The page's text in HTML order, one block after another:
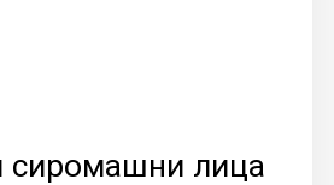
сиромашни лица